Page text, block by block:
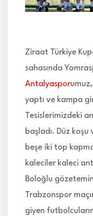
Ziraat Türkiye
sahasında
Antalyaspor
yaptı ve kampa
Tesislerimizdeki
başladı. Düz koşu
beşe iki top
kaleciler kaleci
Boloğlu
Trabzonspor
giyen